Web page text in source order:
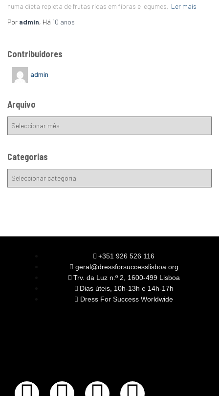
numa dieta repleta de frutas ricas em fibras e legumes, Ler mais
Por admin, Há 10 anos
Contribuidores
admin
Arquivo
Categorias
+351 926 526 116
geral@dressforsuccesslisboa.org
Trv. da Luz n.º 2, 1600-499 Lisboa
Dias úteis, 10h-13h e 14h-17h
Dress For Success Worldwide